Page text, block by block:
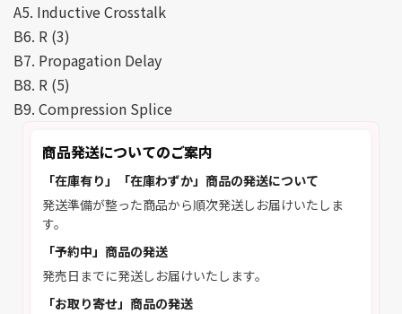
A5. Inductive Crosstalk
B6. R (3)
B7. Propagation Delay
B8. R (5)
B9. Compression Splice
商品発送についてのご案内
「在庫有り」「在庫わずか」商品の発送について
発送準備が整った商品から順次発送しお届けいたしま
す。
「予約中」商品の発送
発売日までに発送しお届けいたします。
「お取り寄せ」商品の発送